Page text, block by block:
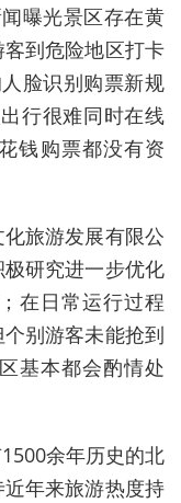
曝光景区存在黄
到危险地区打卡
脸识别购票新规
行很难同时在线
钱购票都没有资
旅游发展有限公
研究进一步优化
在日常运行过程
别游客未能抢到
基本都会酌情处
余年历史的北
年来旅游热度持